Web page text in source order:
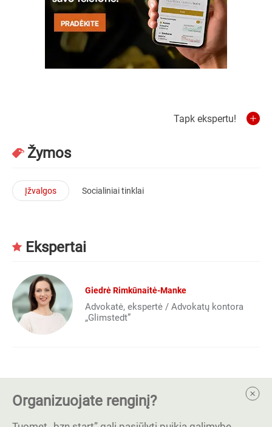
Tapk ekspertu!
Žymos
Įžvalgos Socialiniai tinklai
Ekspertai
Giedrė Rimkūnaitė-Manke
Advokatė, ekspertė / Advokatų kontora
„Glimstedt”
Organizuojate renginį?